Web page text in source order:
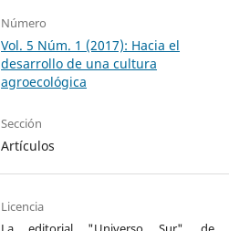
Número
Vol. 5 Núm. 1 (2017): Hacia el
desarrollo de una cultura
agroecológica
Sección
Artículos
Licencia